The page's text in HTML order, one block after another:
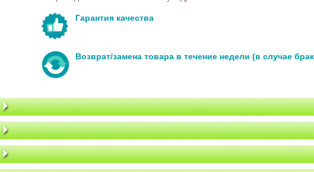
Гарантия качества
Возврат/замена товара в течение недели (в случае